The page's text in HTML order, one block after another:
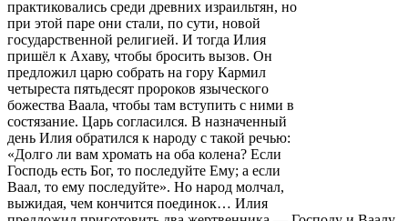
практиковались среди древних израильтян, но
при этой паре они стали, по сути, новой
государственной религией. И тогда Илия
пришёл к Ахаву, чтобы бросить вызов. Он
предложил царю собрать на гору Кармил
четыреста пятьдесят пророков языческого
божества Ваала, чтобы там вступить с ними в
состязание. Царь согласился. В назначенный
день Илия обратился к народу с такой речью:
«Долго ли вам хромать на оба колена? Если
Господь есть Бог, то последуйте Ему; а если
Ваал, то ему последуйте». Но народ молчал,
выжидая, чем кончится поединок… Илия